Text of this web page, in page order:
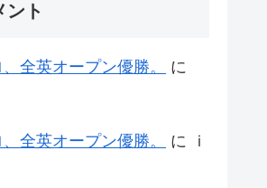
ント
全英オープン優勝。
に
全英オープン優勝。 に
ｉ